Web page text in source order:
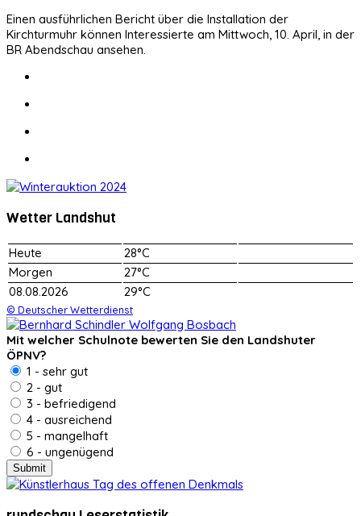
Einen ausführlichen Bericht über die Installation der
Kirchturmuhr können Interessierte am Mittwoch, 10. April, in der
BR Abendschau ansehen.
Wetter Landshut
Heute
28°C
Morgen
27°C
08.08.2026
29°C
© Deutscher Wetterdienst
Mit welcher Schulnote bewerten Sie den Landshuter
ÖPNV?
1 - sehr gut
2 - gut
3 - befriedigend
4 - ausreichend
5 - mangelhaft
6 - ungenügend